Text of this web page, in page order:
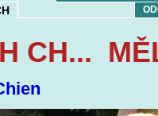
CH...